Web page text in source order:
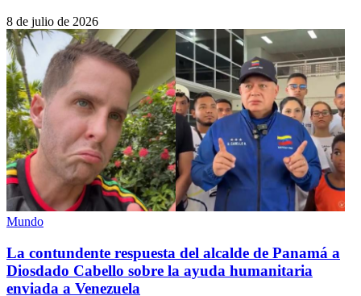
8 de julio de 2026
Mundo
La contundente respuesta del alcalde de Panamá a
Diosdado Cabello sobre la ayuda humanitaria
enviada a Venezuela